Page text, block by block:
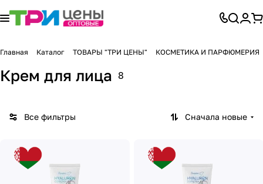
Главная Каталог ТОВАРЫ "ТРИ ЦЕНЫ" КОСМЕТИКА И ПАРФЮМЕРИЯ
Крем для лица 8
Все фильтры Сначала новые